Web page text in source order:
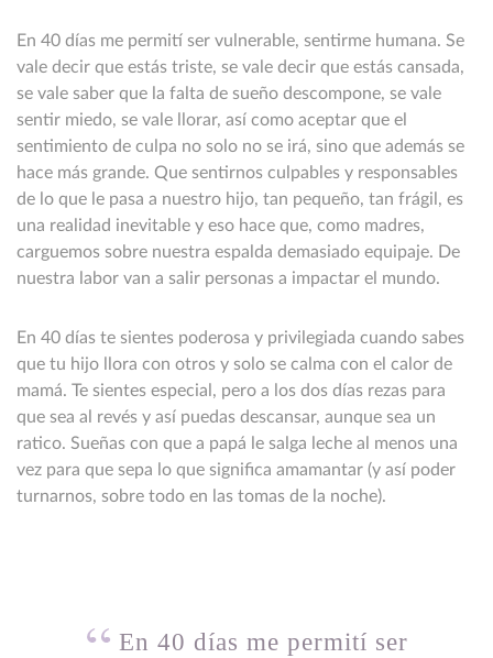
En 40 días me permití ser vulnerable, sentirme humana. Se
vale decir que estás triste, se vale decir que estás cansada,
se vale saber que la falta de sueño descompone, se vale
sentir miedo, se vale llorar, así como aceptar que el
sentimiento de culpa no solo no se irá, sino que además se
hace más grande. Que sentirnos culpables y responsables
de lo que le pasa a nuestro hijo, tan pequeño, tan frágil, es
una realidad inevitable y eso hace que, como madres,
carguemos sobre nuestra espalda demasiado equipaje. De
nuestra labor van a salir personas a impactar el mundo.
En 40 días te sientes poderosa y privilegiada cuando sabes
que tu hijo llora con otros y solo se calma con el calor de
mamá. Te sientes especial, pero a los dos días rezas para
que sea al revés y así puedas descansar, aunque sea un
ratico. Sueñas con que a papá le salga leche al menos una
vez para que sepa lo que significa amamantar (y así poder
turnarnos, sobre todo en las tomas de la noche).
En 40 días me permití ser